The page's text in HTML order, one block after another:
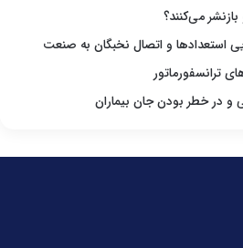
بازنشر می‌کنند؟
استعدادها و اتصال نخبگان به صنعت
ترانسفورماتور
و در خطر بودن جان بیماران